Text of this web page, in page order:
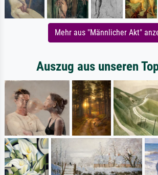
Mehr aus "Männlicher Akt"
Auszug aus unseren